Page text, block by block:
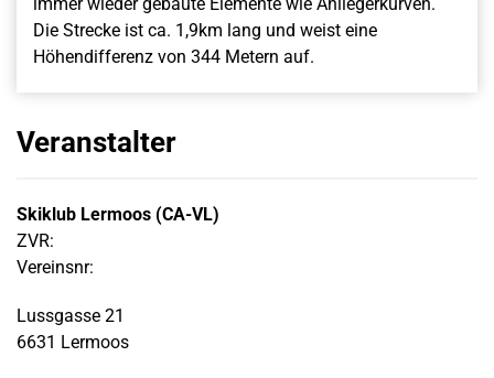
Die Strecke ist ca. 1,9km lang und weist eine
Höhendifferenz von 344 Metern auf.
Veranstalter
Skiklub Lermoos (CA-VL)
ZVR:
Vereinsnr:
Lussgasse 21
6631 Lermoos